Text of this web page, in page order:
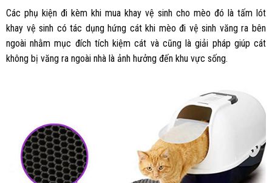
Các phụ kiện đi kèm khi mua khay vệ sinh cho mèo đó là tấm lót
khay vệ sinh có tác dụng hứng cát khi mèo đi vệ sinh văng ra bên
ngoài nhằm mục đích tích kiệm cát và cũng là giải pháp giúp cát
không bị văng ra ngoài nhà là ảnh hưởng đến khu vực sống.